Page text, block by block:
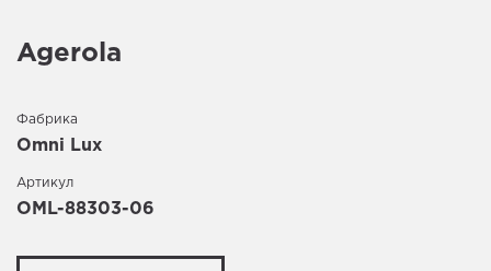
Agerola
Фабрика
Omni Lux
Артикул
OML-88303-06